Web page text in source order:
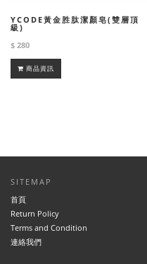
YCODE黃金胜肽潔顏皂(雙層頂
級)
$ 280
商品資訊
SITEMAP
首頁
Return Policy
Terms and Condition
連絡我們